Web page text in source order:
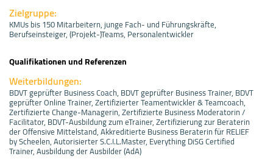
Zielgruppe:
KMUs bis 150 Mitarbeitern, junge Fach- und Führungskräfte,
Berufseinsteiger, (Projekt-)Teams, Personalentwickler
Qualifikationen und Referenzen
Weiterbildungen:
BDVT geprüfter Business Coach, BDVT geprüfter Business Trainer, BDVT
geprüfter Online Trainer, Zertifizierter Teamentwickler & Teamcoach,
Zertifizierte Change-Managerin, Zertifizierte Business Moderatorin /
Facilitator, BDVT-Ausbildung zum eTrainer, Zertifizierung zur Beraterin
der Offensive Mittelstand, Akkreditierte Business Beraterin für RELIEF
by Scheelen, Autorisierter S.C.I.L.Master, Everything DiSG Certified
Trainer, Ausbildung der Ausbilder (AdA)